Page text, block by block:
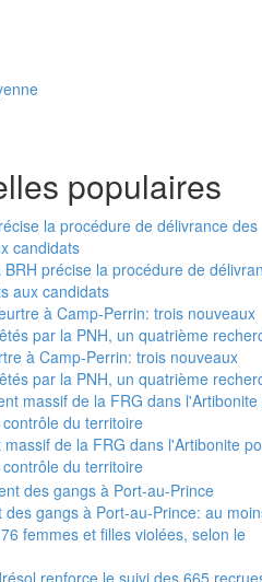
populaires
BRH précise la procédure de
aux candidats
à Camp-Perrin: trois nouveaux
par la PNH, un quatrième
massif de la FRG dans l'Artibonite
du territoire
des gangs à Port-au-Prince: au
femmes et filles violées, selon le